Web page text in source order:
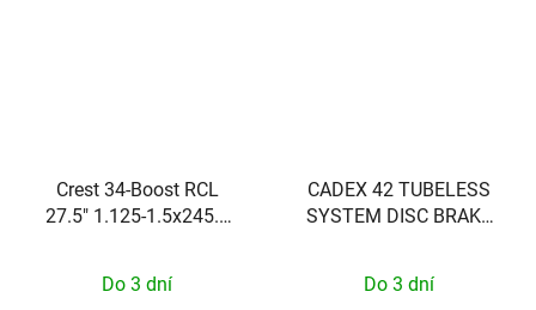
Crest 34-Boost RCL
27.5" 1.125-1.5x245.5
MATT,W/15X110MM
Do 3 dní
CADEX 42 TUBELESS
SYSTEM DISC BRAKE
Do 3 dní